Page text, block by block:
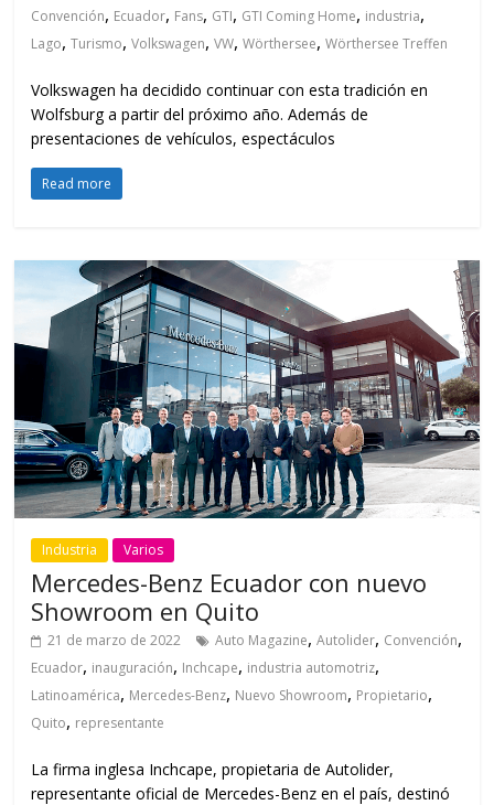
Convención, Ecuador, Fans, GTI, GTI Coming Home, industria,
Lago,Turismo,Volkswagen,VW,Wörthersee,Wörthersee Treffen
Volkswagen ha decidido continuar con esta tradición en
Wolfsburg a partir del próximo año. Además de
presentaciones de vehículos, espectáculos
Read more
Industria Varios
Mercedes-Benz Ecuador con nuevo
Showroom en Quito
21 de marzo de 2022 Auto Magazine,Autolider, Convención,
Ecuador, inauguración, Inchcape, industria automotriz,
Latinoamérica, Mercedes-Benz, Nuevo Showroom, Propietario,
Quito, representante
La firma inglesa Inchcape, propietaria de Autolider,
representante oficial de Mercedes-Benz en el país, destinó